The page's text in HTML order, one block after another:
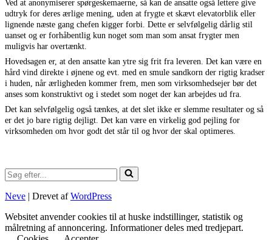
Ved at anonymiserer spørgeskemaerne, så kan de ansatte også lettere give
udtryk for deres ærlige mening, uden at frygte et skævt elevatorblik eller
lignende næste gang chefen kigger forbi. Dette er selvfølgelig dårlig stil
uanset og er forhåbentlig kun noget som man som ansat frygter men
muligvis har overtænkt.
Hovedsagen er, at den ansatte kan ytre sig frit fra leveren. Det kan være en
hård vind direkte i øjnene og evt. med en smule sandkorn der rigtig kradser
i huden, når ærligheden kommer frem, men som virksomhedsejer bør det
anses som konstruktivt og i stedet som noget der kan arbejdes ud fra.
Det kan selvfølgelig også tænkes, at det slet ikke er slemme resultater og så
er det jo bare rigtig dejligt. Det kan være en virkelig god pejling for
virksomheden om hvor godt det står til og hvor der skal optimeres.
Søg
efter...
Neve | Drevet afWordPress
Websitet anvender cookies til at huske indstillinger, statistik og
målretning af annoncering. Informationer deles med tredjepart.